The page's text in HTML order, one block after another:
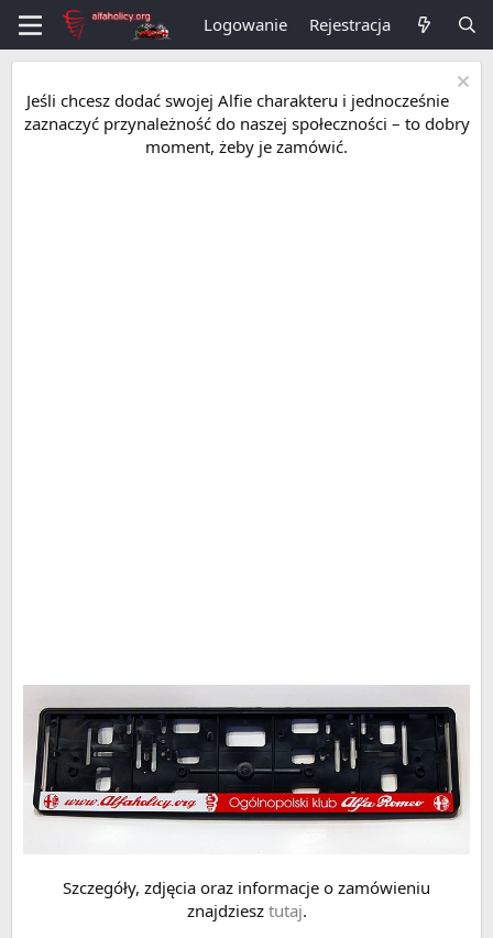
Logowanie Rejestracja
Jeśli chcesz dodać swojej Alfie charakteru i jednocześnie
zaznaczyć przynależność do naszej społeczności – to dobry
moment, żeby je zamówić.
Szczegóły, zdjęcia oraz informacje o zamówieniu
znajdziesz tutaj.